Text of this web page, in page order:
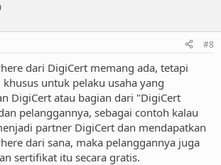
#8
dari DigiCert memang ada, tetapi
untuk pelaku usaha yang
DigiCert atau bagian dari "DigiCert
pelanggannya, sebagai contoh kalau
partner DigiCert dan mendapatkan
dari sana, maka pelanggannya juga
sertifikat itu secara gratis.